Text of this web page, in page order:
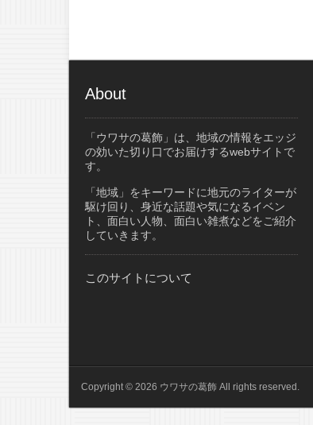
About
「ウワサの葛飾」は、地域の情報をエッジ
の効いた切り口でお届けするwebサイトで
す。
「地域」をキーワードに地元のライターが
駆け回り、身近な話題や気になるイベン
ト、面白い人物、面白い雑煮などをご紹介
していきます。
このサイトについて
Copyright © 2026 ウワサの葛飾 All rights reserved.